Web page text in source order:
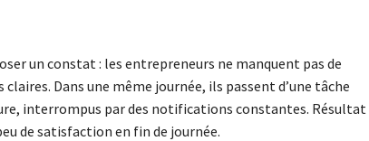
un constat : les entrepreneurs ne manquent pas de
Dans une même journée, ils passent d’une tâche
interrompus par des notifications constantes. Résultat
de satisfaction en fin de journée.